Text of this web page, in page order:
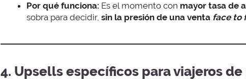
Por qué funciona: Es el momento con mayor tasa de
sobra para decidir, sin la presión de una venta face to
4. Upsells específicos para viajeros